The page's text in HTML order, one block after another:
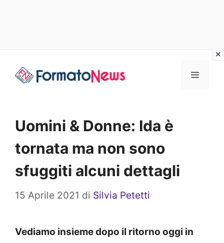
Menu
Uomini & Donne: Ida è
tornata ma non sono
sfuggiti alcuni dettagli
15 Aprile 2021 di Silvia Petetti
Vediamo insieme dopo il ritorno oggi in